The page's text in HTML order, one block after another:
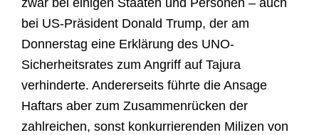
zwar bei einigen Staaten und Personen – auch
bei US-Präsident Donald Trump, der am
Donnerstag eine Erklärung des UNO-
Sicherheitsrates zum Angriff auf Tajura
verhinderte. Andererseits führte die Ansage
Haftars aber zum Zusammenrücken der
zahlreichen, sonst konkurrierenden Milizen von